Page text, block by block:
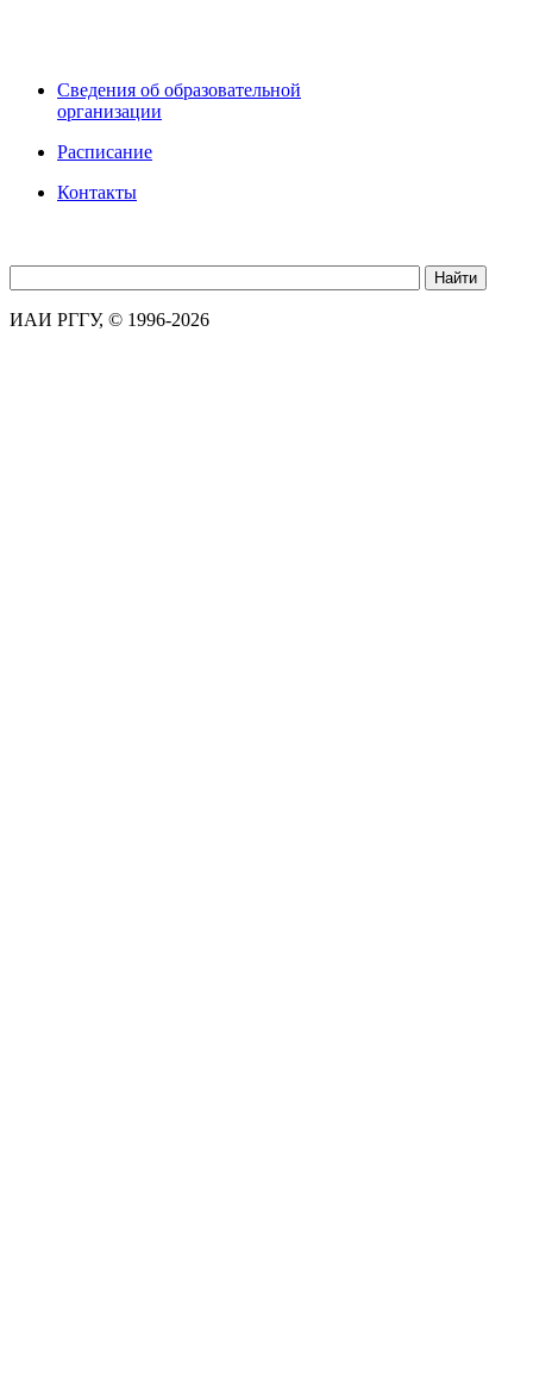
Сведения об образовательной
организации
Расписание
Контакты
ИАИ РГГУ, © 1996-2026